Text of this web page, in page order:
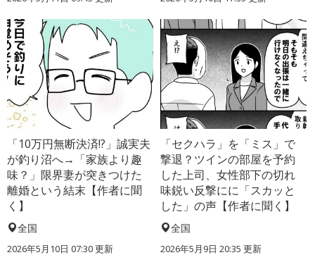
「10万円無断決済!?」誠実夫
が釣り沼へ→「家族より趣
味？」限界妻が突きつけた
離婚という結末【作者に聞
く】
全国
2026年5月10日 07:30 更新
「セクハラ」を「ミス」で
撃退？ツインの部屋を予約
した上司、女性部下の切れ
味鋭い反撃にに「スカッと
した」の声【作者に聞く】
全国
2026年5月9日 20:35 更新